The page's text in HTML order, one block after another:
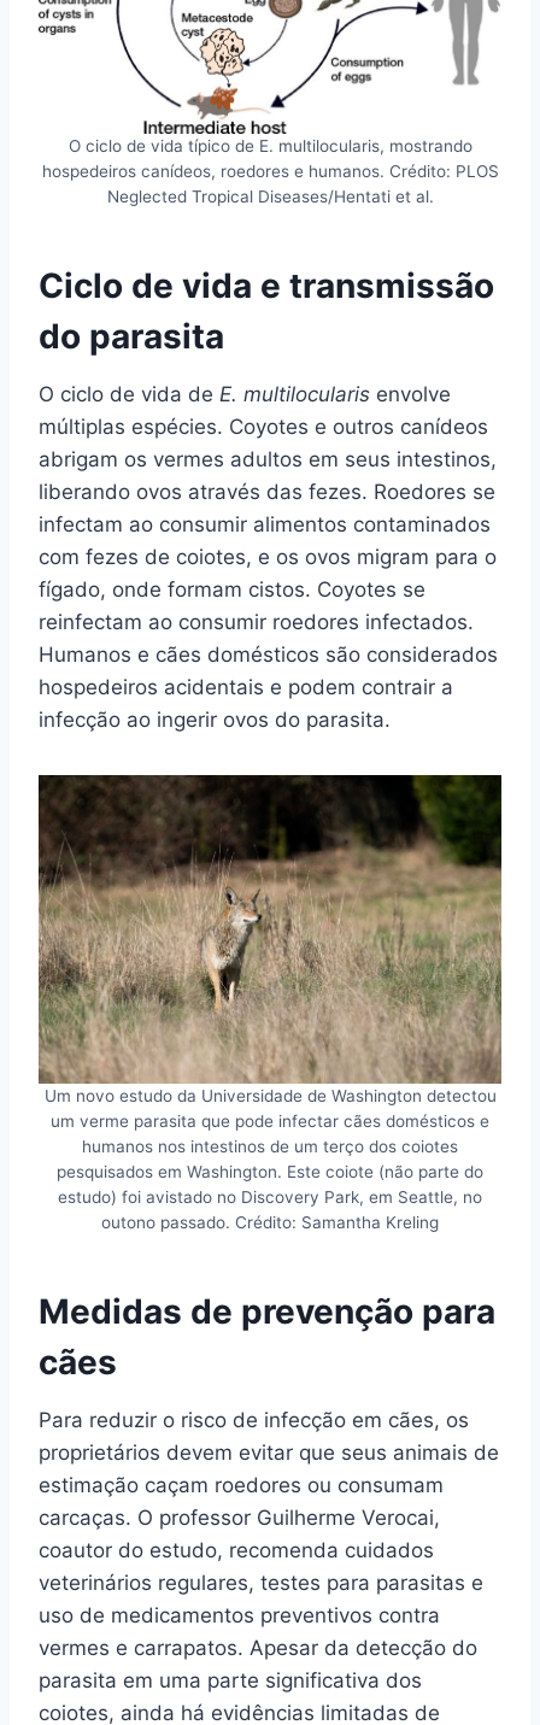
O ciclo de vida típico de E. multilocularis, mostrando
hospedeiros canídeos, roedores e humanos. Crédito: PLOS
Neglected Tropical Diseases/Hentati et al.
Ciclo de vida e transmissão
do parasita
O ciclo de vida de E. multilocularis envolve
múltiplas espécies. Coyotes e outros canídeos
abrigam os vermes adultos em seus intestinos,
liberando ovos através das fezes. Roedores se
infectam ao consumir alimentos contaminados
com fezes de coiotes, e os ovos migram para o
fígado, onde formam cistos. Coyotes se
reinfectam ao consumir roedores infectados.
Humanos e cães domésticos são considerados
hospedeiros acidentais e podem contrair a
infecção ao ingerir ovos do parasita.
Um novo estudo da Universidade de Washington detectou
um verme parasita que pode infectar cães domésticos e
humanos nos intestinos de um terço dos coiotes
pesquisados em Washington. Este coiote (não parte do
estudo) foi avistado no Discovery Park, em Seattle, no
outono passado. Crédito: Samantha Kreling
Medidas de prevenção para
cães
Para reduzir o risco de infecção em cães, os
proprietários devem evitar que seus animais de
estimação caçam roedores ou consumam
carcaças. O professor Guilherme Verocai,
coautor do estudo, recomenda cuidados
veterinários regulares, testes para parasitas e
uso de medicamentos preventivos contra
vermes e carrapatos. Apesar da detecção do
parasita em uma parte significativa dos
coiotes, ainda há evidências limitadas de